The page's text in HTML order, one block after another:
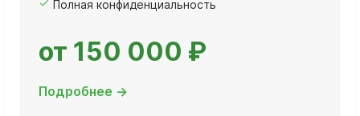
Полная конфиденциальность
от 150 000 ₽
Подробнее →